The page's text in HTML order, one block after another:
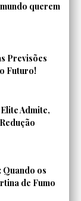
querem
Previsões
Futuro!
Admite,
Quando os
de Fumo